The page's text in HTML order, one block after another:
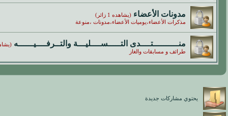
مدونات الأعضاء (يشاهده 1 زائر)
مذكرات الأعضاء،يوميات الأعضاء،مدونات ،منوعة
منــــــــــتــــدى التـــــســــليـــة والتــرفــــيــــــه (يشاهده
طرائف و مسابقات والغاز
يحتوي مشاركات جديدة